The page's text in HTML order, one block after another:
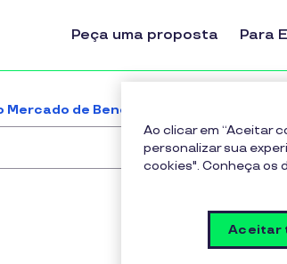
Peça uma proposta Para
de Benefícios
Ao clicar em “Aceitar
personalizar sua
cookies". Conheça os
Aceitar